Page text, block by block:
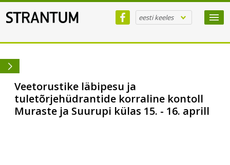
eesti keeles
Veetorustike läbipesu ja
tuletõrjehüdrantide korraline kontoll
Muraste ja Suurupi külas 15. - 16. aprill